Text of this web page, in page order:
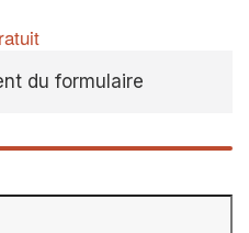
du formulaire